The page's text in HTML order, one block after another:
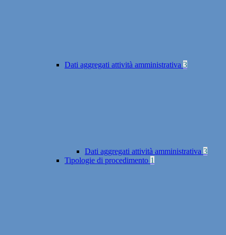
Dati aggregati attività amministrativa 3
Dati aggregati attività amministrativa 3
Tipologie di procedimento 1